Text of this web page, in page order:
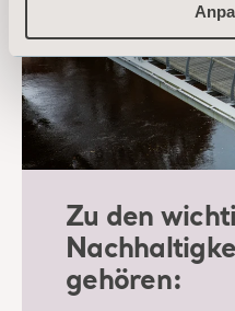
Zu den
gehören: